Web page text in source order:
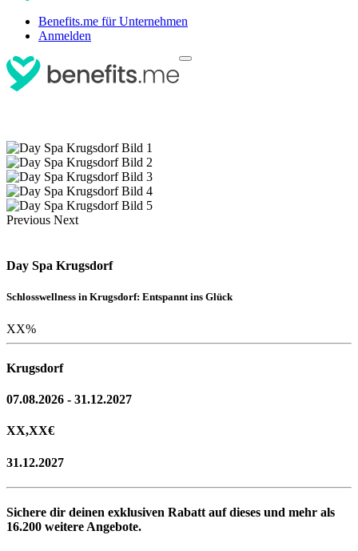
Benefits.me für Unternehmen
Anmelden
Previous Next
Day Spa Krugsdorf
Schlosswellness in Krugsdorf: Entspannt ins Glück
XX%
Krugsdorf
07.08.2026 - 31.12.2027
XX,XX€
31.12.2027
Sichere dir deinen exklusiven Rabatt auf dieses und mehr als
16.200 weitere Angebote.